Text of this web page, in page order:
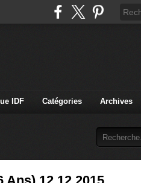
IDF Catégories Archives